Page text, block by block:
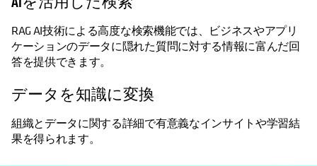
RAG AI技術による高度な検索機能では、ビジネスやアプリ
ケーションのデータに隠れた質問に対する情報に富んだ回
答を提供できます。
データを知識に変換
組織とデータに関する詳細で有意義なインサイトや学習結
果を得られます。